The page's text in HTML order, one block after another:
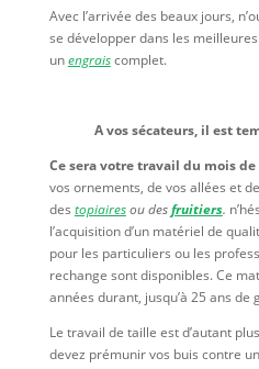
Avec l’arrivée des beaux jours,
se développer dans les
unengraiscomplet.
A vos sécateurs, il est
Ce sera votre travail du mois de
vos ornements, de vos allées et
des topiairesou desfruitiers.
l’acquisition d’un matériel de
pour les particuliers ou les
rechange sont disponibles. Ce
années durant, jusqu’à 25 ans de
Le travail de taille est d’autant
devez prémunir vos buis contre